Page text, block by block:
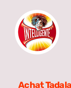
content
Achat